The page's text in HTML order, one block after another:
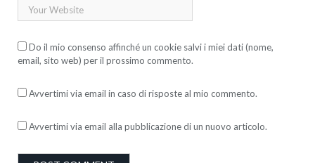
Do il mio consenso affinché un cookie salvi i miei dati (nome,
email, sito web) per il prossimo commento.
Avvertimi via email in caso di risposte al mio commento.
Avvertimi via email alla pubblicazione di un nuovo articolo.